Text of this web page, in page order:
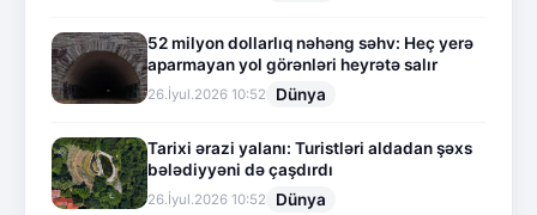
52 milyon dollarlıq nəhəng səhv: Heç yerə
aparmayan yol görənləri heyrətə salır
26.İyul.2026 10:52 Dünya
Tarixi ərazi yalanı: Turistləri aldadan şəxs
bələdiyyəni də çaşdırdı
26.İyul.2026 10:52 Dünya